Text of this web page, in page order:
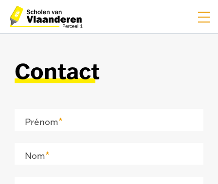
EN
Contact
Prénom
Nom